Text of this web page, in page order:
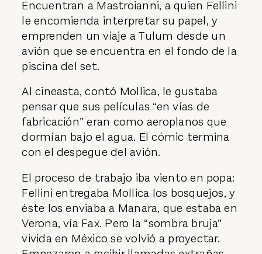
Encuentran a Mastroianni, a quien Fellini
le encomienda interpretar su papel, y
emprenden un viaje a Tulum desde un
avión que se encuentra en el fondo de la
piscina del set.
Al cineasta, contó Mollica, le gustaba
pensar que sus películas “en vías de
fabricación” eran como aeroplanos que
dormían bajo el agua. El cómic termina
con el despegue del avión.
El proceso de trabajo iba viento en popa:
Fellini entregaba Mollica los bosquejos, y
éste los enviaba a Manara, que estaba en
Verona, vía Fax. Pero la “sombra bruja”
vivida en México se volvió a proyectar.